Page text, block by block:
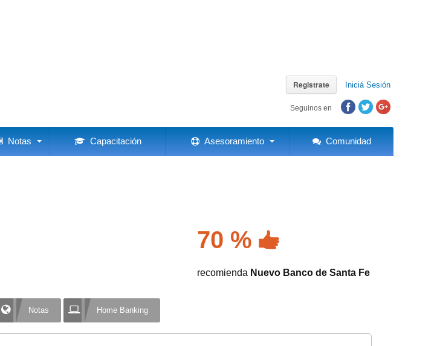
Registrate Iniciá Sesión
Seguinos en
Notas Capacitación Asesoramiento Comunidad
70 %
recomienda Nuevo Banco de Santa Fe
Notas Home Banking